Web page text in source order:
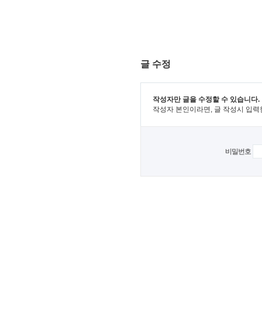
글 수정
작성자만 글을 수정할 수 있습니다.
작성자 본인이라면, 글 작성시 입
비밀번호